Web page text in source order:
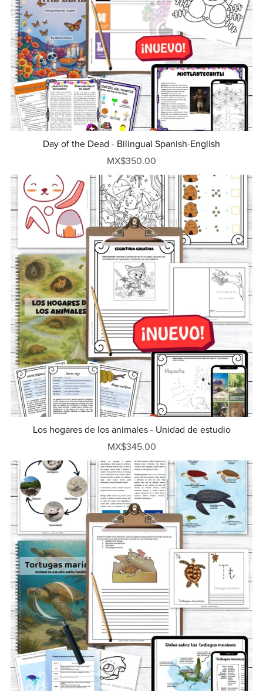
Day of the Dead - Bilingual Spanish-English
MX$350.00
Los hogares de los animales - Unidad de estudio
MX$345.00